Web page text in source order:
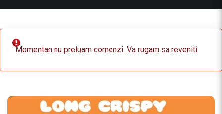
Momentan nu preluam comenzi. Va rugam sa reveniti.